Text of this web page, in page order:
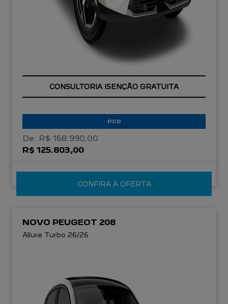
OPORTUNIDADE
PCD
De: R$ 168.990,00
R$ 125.803,00
CONFIRA A OFERTA
NOVO PEUGEOT 208
Allure Turbo 26/26